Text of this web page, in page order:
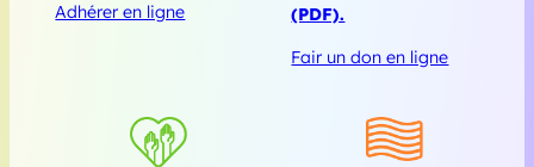
Adhérer en ligne
(PDF).
Fair un don en ligne